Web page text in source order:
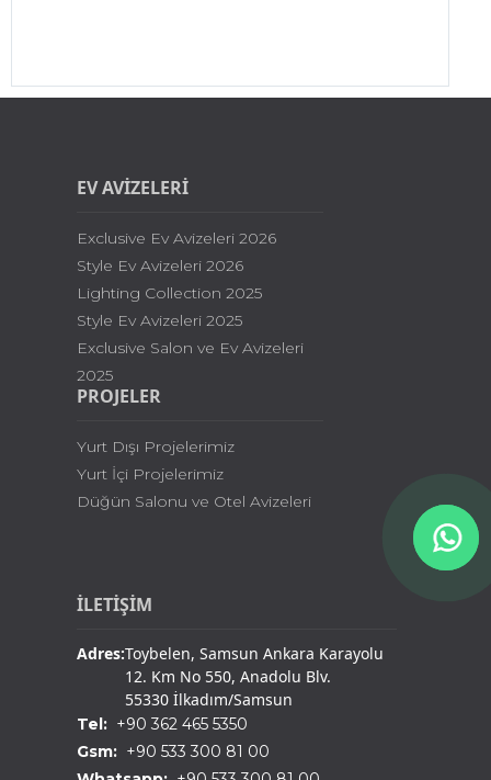
EV AVİZELERİ
Exclusive Ev Avizeleri 2026
Style Ev Avizeleri 2026
Lighting Collection 2025
Style Ev Avizeleri 2025
Exclusive Salon ve Ev Avizeleri
2025
PROJELER
Yurt Dışı Projelerimiz
Yurt İçi Projelerimiz
Düğün Salonu ve Otel Avizeleri
İLETİŞİM
Adres:Toybelen, Samsun Ankara Karayolu
12. Km No 550, Anadolu Blv.
55330 İlkadım/Samsun
Tel: +90 362 465 5350
Gsm: +90 533 300 81 00